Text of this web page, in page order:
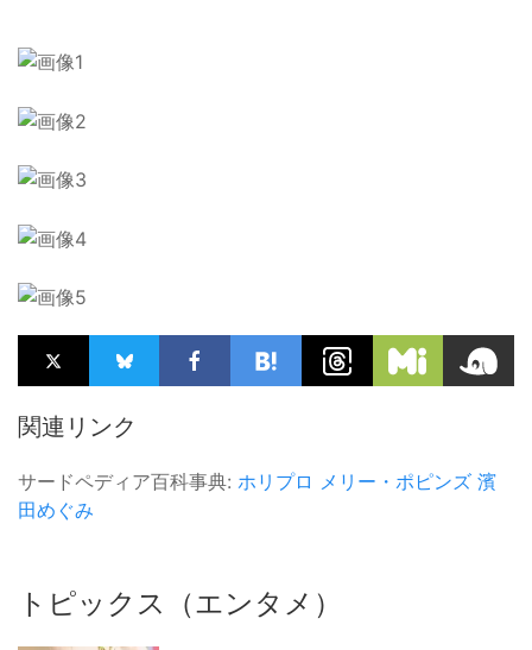
関連リンク
サードペディア百科事典: ホリプロ メリー・ポピンズ 濱
田めぐみ
トピックス（エンタメ）